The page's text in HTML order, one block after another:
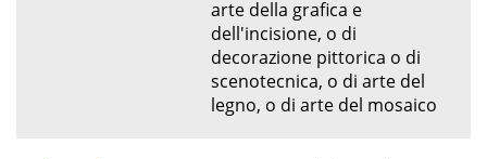
arte della grafica e
dell'incisione, o di
decorazione pittorica o di
scenotecnica, o di arte del
legno, o di arte del mosaico